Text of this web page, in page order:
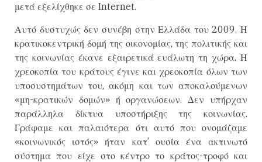
μετά εξελίχθηκε σε Internet.
Αυτό δυστυχώς δεν συνέβη στην Ελλάδα του 2009. Η
κρατικοκεντρική δομή της οικονομίας, της πολιτικής και
της κοινωνίας έκανε εξαιρετικά ευάλωτη τη χώρα. Η
χρεοκοπία του κράτους έγινε και χρεοκοπία όλων των
υποσυστημάτων του, ακόμη και των αποκαλούμενων
«μη-κρατικών δομών» ή οργανώσεων. Δεν υπήρχαν
παράλληλα δίκτυα υποστήριξης της κοινωνίας.
Γράφαμε και παλαιότερα ότι αυτό που ονομάζαμε
«κοινωνικός ιστός» ήταν κατ’ ουσία ένα ακτινωτό
σύστημα που είχε στο κέντρο το κράτος-τροφό και